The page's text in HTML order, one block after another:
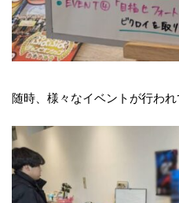
随時、様々なイベントが行われ